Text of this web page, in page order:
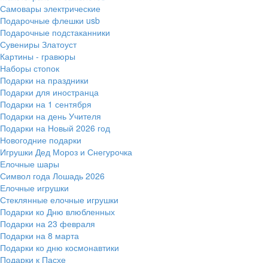
Самовары электрические
Подарочные флешки usb
Подарочные подстаканники
Сувениры Златоуст
Картины - гравюры
Наборы стопок
Подарки на праздники
Подарки для иностранца
Подарки на 1 сентября
Подарки на день Учителя
Подарки на Новый 2026 год
Новогодние подарки
Игрушки Дед Мороз и Снегурочка
Елочные шары
Символ года Лошадь 2026
Елочные игрушки
Стеклянные елочные игрушки
Подарки ко Дню влюбленных
Подарки на 23 февраля
Подарки на 8 марта
Подарки ко дню космонавтики
Подарки к Пасхе